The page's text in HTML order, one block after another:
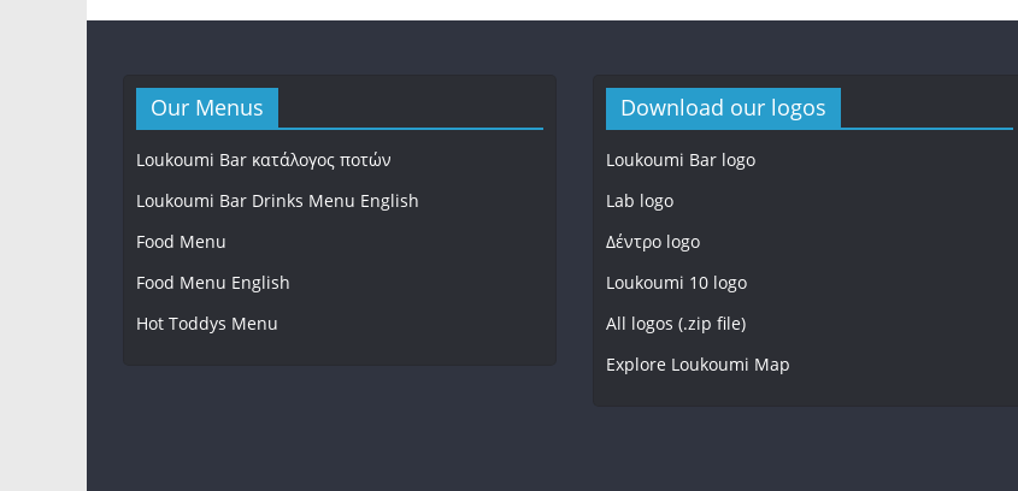
Our Menus
Loukoumi Bar κατάλογος ποτών
Loukoumi Bar Drinks Menu English
Food Menu
Food Menu English
Hot Toddys Menu
Download our logos
Loukoumi Bar logo
Lab logo
Δέντρο logo
Loukoumi 10 logo
All logos (.zip file)
Explore Loukoumi Map